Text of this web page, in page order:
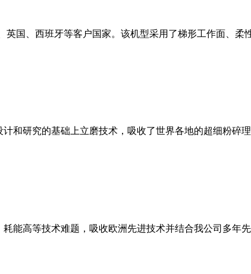
国、西班牙等客户国家。该机型采用了梯形工作面、
和研究的基础上立磨技术，吸收了世界各地的超细粉碎
能高等技术难题，吸收欧洲先进技术并结合我公司多年